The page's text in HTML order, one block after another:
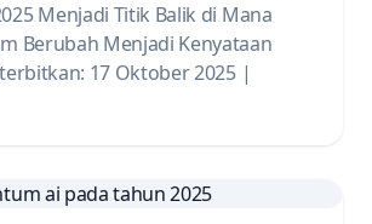
Menjadi Titik Balik di Mana
Berubah Menjadi Kenyataan
17 Oktober 2025 |